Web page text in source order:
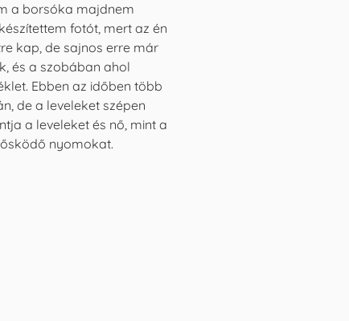
a borsóka majdnem
fotót, mert az én
kap, de sajnos erre már
és a szobában ahol
Ebben az időben több
de a leveleket szépen
a leveleket és nő, mint a
nyomokat.